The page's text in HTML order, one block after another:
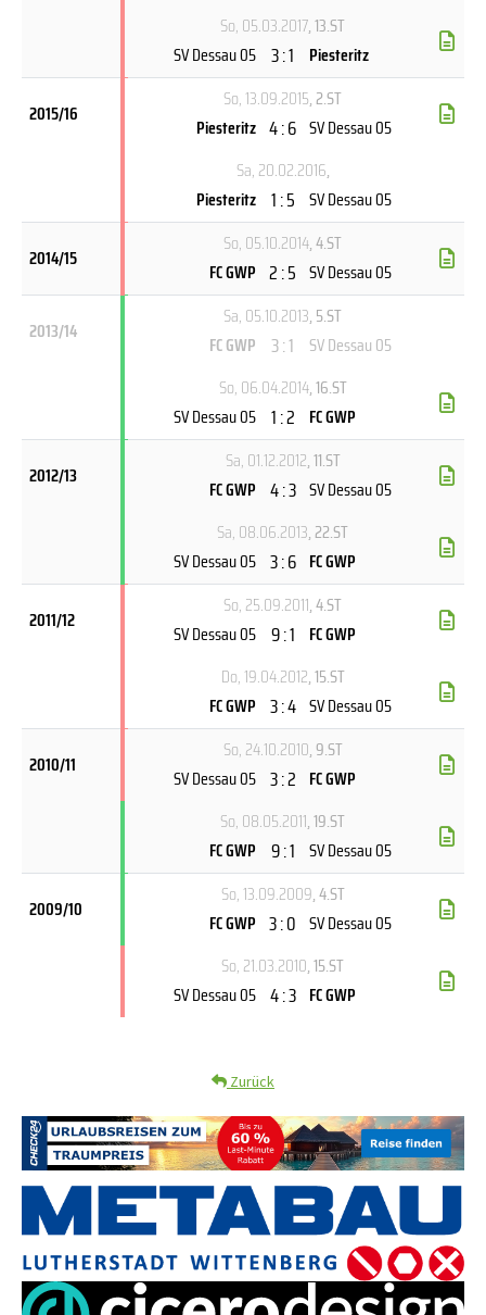
So, 05.03.2017, 13.ST
SV Dessau 05 3 : 1 Piesteritz
2015/16
So, 13.09.2015, 2.ST
Piesteritz 4 : 6 SV Dessau 05
Sa, 20.02.2016,
Piesteritz 1 : 5 SV Dessau 05
2014/15
So, 05.10.2014, 4.ST
FC GWP 2 : 5 SV Dessau 05
2013/14
Sa, 05.10.2013, 5.ST
FC GWP 3 : 1
SV Dessau 05
So, 06.04.2014, 16.ST
SV Dessau 05 1 : 2 FC GWP
2012/13
Sa, 01.12.2012, 11.ST
FC GWP 4 : 3 SV Dessau 05
Sa, 08.06.2013, 22.ST
SV Dessau 05 3 : 6 FC GWP
2011/12
So, 25.09.2011, 4.ST
SV Dessau 05 9 : 1 FC GWP
Do, 19.04.2012, 15.ST
FC GWP 3 : 4 SV Dessau 05
2010/11
So, 24.10.2010, 9.ST
SV Dessau 05 3 : 2 FC GWP
So, 08.05.2011, 19.ST
FC GWP 9 : 1 SV Dessau 05
2009/10
So, 13.09.2009, 4.ST
FC GWP 3 : 0 SV Dessau 05
So, 21.03.2010, 15.ST
SV Dessau 05 4 : 3 FC GWP
Zurück